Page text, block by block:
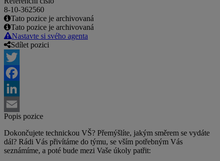
8-10-362560
Tato pozice je archivovaná
Tato pozice je archivovaná
Nastavte si svého agenta
Sdílet pozici
Twitter
Facebook
LinkedIn
Email
Popis pozice
Dokončujete technickou VŠ? Přemýšlíte, jakým směrem se vydáte
dál? Rádi Vás přivítáme do týmu, se vším potřebným Vás
seznámíme, a poté bude mezi Vaše úkoly patřit: